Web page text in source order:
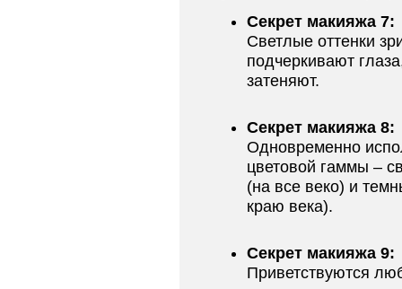
Секрет макияжа 7:
Светлые оттенки
подчеркивают
затеняют.
Секрет макияжа 8:
Одновременно
цветовой гаммы –
(на все веко) и
краю века).
Секрет макияжа 9:
Приветствуются